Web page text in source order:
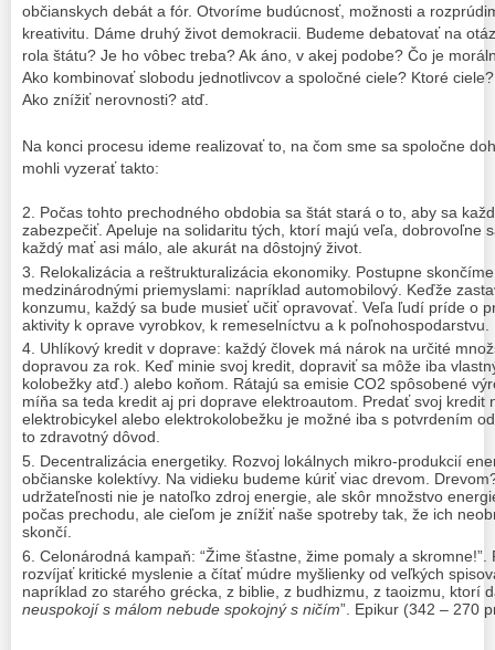
občianskych debát a fór. Otvoríme budúcnosť, možnosti a
kreativitu. Dáme druhý život demokracii. Budeme debatovať na
rola štátu? Je ho vôbec treba? Ak áno, v akej podobe? Čo je
Ako kombinovať slobodu jednotlivcov a spoločné ciele? Ktoré
Ako znížiť nerovnosti? atď.
Na konci procesu ideme realizovať to, na čom sme sa spoločne
mohli vyzerať takto:
Počas tohto prechodného obdobia sa štát stará o to, aby sa
zabezpečiť. Apeluje na solidaritu tých, ktorí majú veľa, dobrovoľne
každý mať asi málo, ale akurát na dôstojný život.
Relokalizácia a reštrukturalizácia ekonomiky. Postupne
medzinárodnými priemyslami: napríklad automobilový. Keďže
konzumu, každý sa bude musieť učiť opravovať. Veľa ľudí príde o
aktivity k oprave vyrobkov, k remeselníctvu a k poľnohospodarstvu.
Uhlíkový kredit v doprave: každý človek má nárok na určité
dopravou za rok. Keď minie svoj kredit, dopraviť sa môže iba
kolobežky atď.) alebo koňom. Rátajú sa emisie CO2 spôsobené
míňa sa teda kredit aj pri doprave elektroautom. Predať svoj kredit
elektrobicykel alebo elektrokolobežku je možné iba s potvrdením
to zdravotný dôvod.
Decentralizácia energetiky. Rozvoj lokálnych mikro-produkcií
občianske kolektívy. Na vidieku budeme kúriť viac drevom.
udržateľnosti nie je natoľko zdroj energie, ale skôr množstvo
počas prechodu, ale cieľom je znížiť naše spotreby tak, že ich
skončí.
Celonárodná kampaň: “Žime šťastne, žime pomaly a
rozvíjať kritické myslenie a čítať múdre myšlienky od veľkých
napríklad zo starého grécka, z biblie, z budhizmu, z taoizmu, ktorí
neuspokojí s málom nebude spokojný s ničím”. Epikur (342 – 270